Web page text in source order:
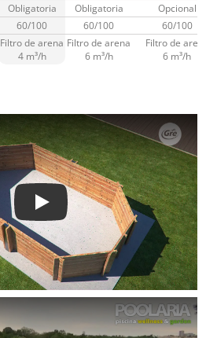
Obligatoria Obligatoria
Opcional
60/100 60/100
60/100
Filtro de arena
4 m³/h
Filtro de arena
6 m³/h
Filtro de arena
6 m³/h
Play